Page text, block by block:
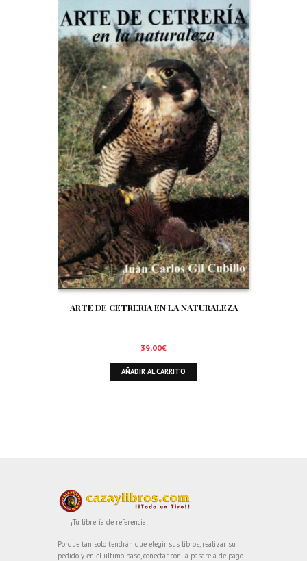
ARTE DE CETRERIA EN LA NATURALEZA
39,00€
AÑADIR AL CARRITO
¡Tu librería de referencia!
Porque tan solo tendrán que elegir sus libros, realizar su
pedido y en el último paso, conectar con la pasarela de pago